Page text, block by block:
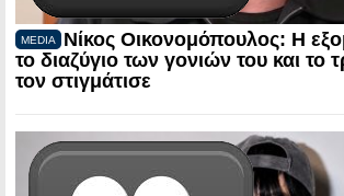
MEDIA
Νίκος Οικονομόπουλος: Η
το διαζύγιο των γονιών του και το
τον στιγμάτισε